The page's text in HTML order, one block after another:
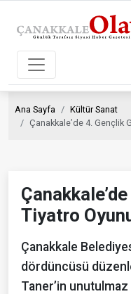
Ana Sayfa
Kültür Sanat
Çanakkale’de 4. Gençlik
Tiyatro
Çanakkale
dördüncüsü
Taner’in